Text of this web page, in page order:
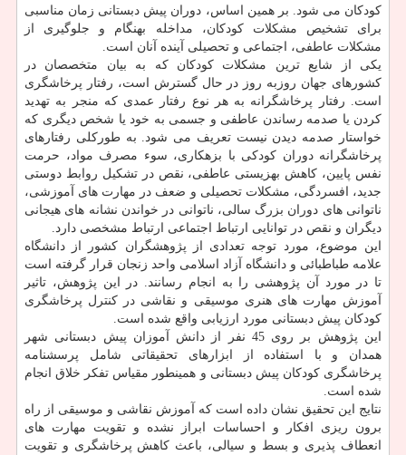
کودکان می شود. بر همین اساس، دوران پیش دبستانی زمان مناسبی
برای تشخیص مشکلات کودکان، مداخله بهنگام و جلوگیری از
مشکلات عاطفی، اجتماعی و تحصیلی آینده آنان است.
یکی از شایع ترین مشکلات کودکان که به بیان متخصصان در
کشورهای جهان روزبه روز در حال گسترش است، رفتار پرخاشگری
است. رفتار پرخاشگرانه به هر نوع رفتار عمدی که منجر به تهدید
کردن یا صدمه رساندن عاطفی و جسمی به خود یا شخص دیگری که
خواستار صدمه دیدن نیست تعریف می شود. به طورکلی رفتارهای
پرخاشگرانه دوران کودکی با بزهکاری، سوء مصرف مواد، حرمت
نفس پایین، کاهش بهزیستی عاطفی، نقص در تشکیل روابط دوستی
جدید، افسردگی، مشکلات تحصیلی و ضعف در مهارت های آموزشی،
ناتوانی های دوران بزرگ سالی، ناتوانی در خواندن نشانه های هیجانی
دیگران و نقص در توانایی ارتباط اجتماعی ارتباط مشخصی دارد.
این موضوع، مورد توجه تعدادی از پژوهشگران کشور از دانشگاه
علامه طباطبائی و دانشگاه آزاد اسلامی واحد زنجان قرار گرفته است
تا در مورد آن پژوهشی را به انجام رسانند. در این پژوهش، تاثیر
آموزش مهارت های هنری موسیقی و نقاشی در کنترل پرخاشگری
کودکان پیش دبستانی مورد ارزیابی واقع شده است.
این پژوهش بر روی 45 نفر از دانش آموزان پیش دبستانی شهر
همدان و با استفاده از ابزارهای تحقیقاتی شامل پرسشنامه
پرخاشگری کودکان پیش دبستانی و همینطور مقیاس تفکر خلاق انجام
شده است.
نتایج این تحقیق نشان داده است که آموزش نقاشی و موسیقی از راه
برون ریزی افکار و احساسات ابراز نشده و تقویت مهارت های
انعطاف پذیری و بسط و سیالی، باعث کاهش پرخاشگری و تقویت